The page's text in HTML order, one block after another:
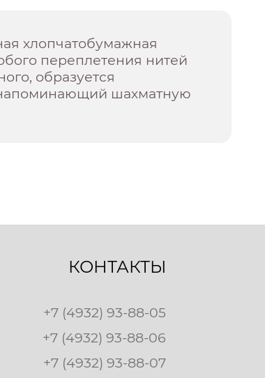
хлопчатобумажная
переплетения нитей
образуется
шахматную
КОНТАКТЫ
+7 (4932) 93-88-05
+7 (4932) 93-88-06
+7 (4932) 93-88-07